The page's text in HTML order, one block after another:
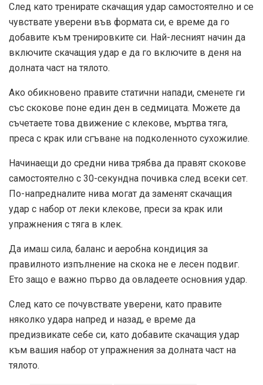
След като тренирате скачащия удар самостоятелно и се
чувствате уверени във формата си, е време да го
добавите към тренировките си. Най-лесният начин да
включите скачащия удар е да го включите в деня на
долната част на тялото.
Ако обикновено правите статични напади, сменете ги
със скокове поне един ден в седмицата. Можете да
съчетаете това движение с клекове, мъртва тяга,
преса с крак или сгъване на подколенното сухожилие.
Начинаещи до средни нива трябва да правят скокове
самостоятелно с 30-секундна почивка след всеки сет.
По-напредналите нива могат да заменят скачащия
удар с набор от леки клекове, преси за крак или
упражнения с тяга в клек.
Да имаш сила, баланс и аеробна кондиция за
правилното изпълнение на скока не е лесен подвиг.
Ето защо е важно първо да овладеете основния удар.
След като се почувствате уверени, като правите
няколко удара напред и назад, е време да
предизвикате себе си, като добавите скачащия удар
към вашия набор от упражнения за долната част на
тялото.